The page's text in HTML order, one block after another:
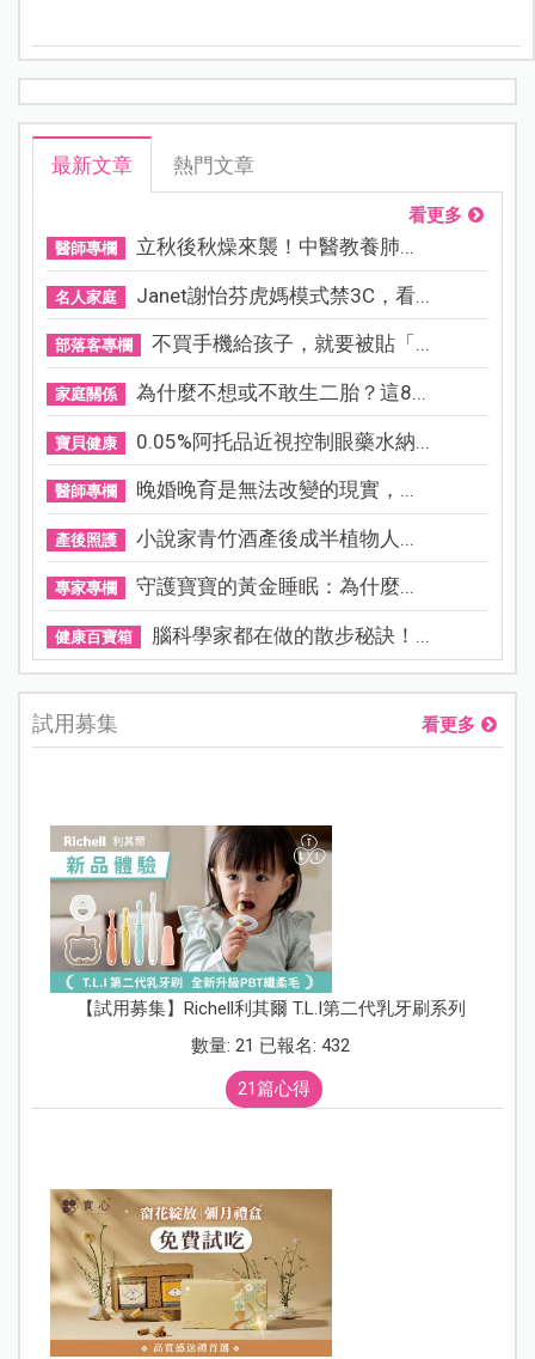
最新文章 熱門文章
看更多
醫師專欄 立秋後秋燥來襲！中醫教養肺...
名人家庭 Janet謝怡芬虎媽模式禁3C，看...
部落客專欄 不買手機給孩子，就要被貼「...
家庭關係 為什麼不想或不敢生二胎？這8...
寶貝健康 0.05%阿托品近視控制眼藥水納...
醫師專欄 晚婚晚育是無法改變的現實，...
產後照護 小說家青竹酒產後成半植物人...
專家專欄 守護寶寶的黃金睡眠：為什麼...
健康百寶箱 腦科學家都在做的散步秘訣！...
試用募集 看更多
【試用募集】Richell利其爾 T.L.I第二代乳牙刷系列
數量: 21 已報名: 432
21篇心得